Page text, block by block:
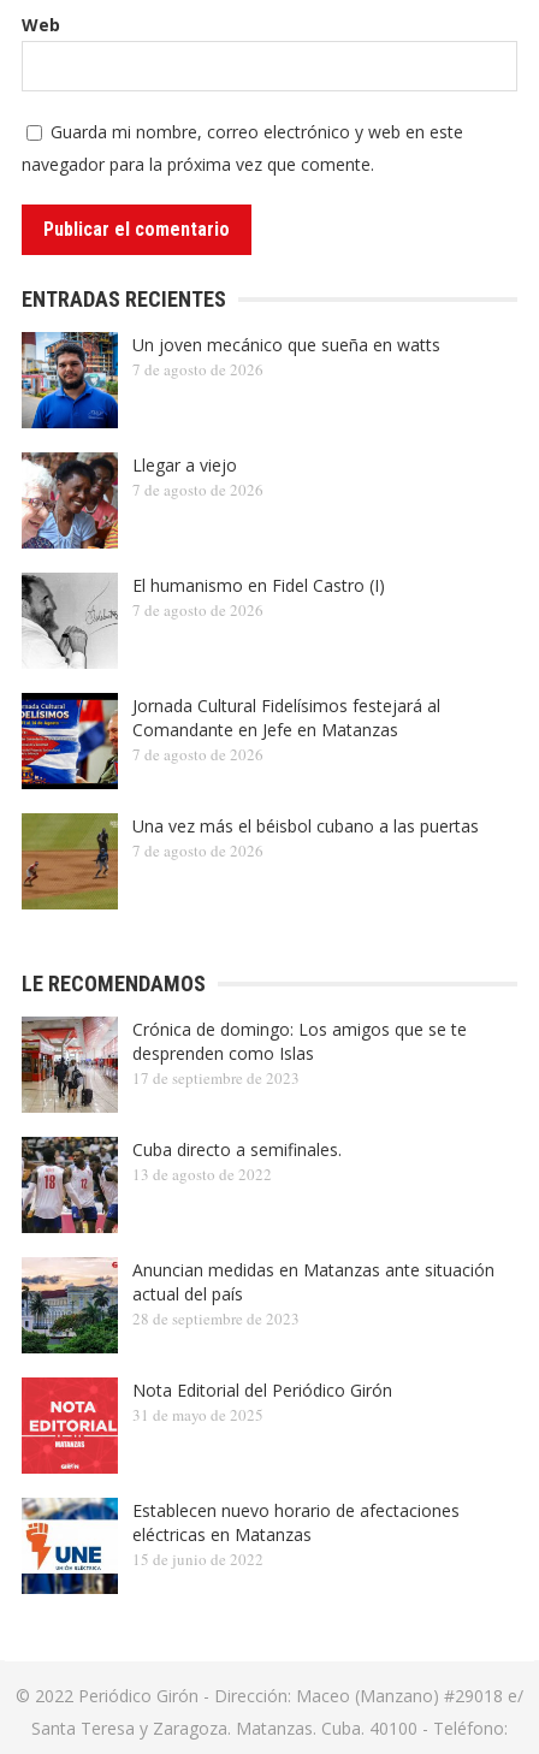
Web
Guarda mi nombre, correo electrónico y web en este
navegador para la próxima vez que comente.
ENTRADAS RECIENTES
Un joven mecánico que sueña en watts
7 de agosto de 2026
Llegar a viejo
7 de agosto de 2026
El humanismo en Fidel Castro (I)
7 de agosto de 2026
Jornada Cultural Fidelísimos festejará al
Comandante en Jefe en Matanzas
7 de agosto de 2026
Una vez más el béisbol cubano a las puertas
7 de agosto de 2026
LE RECOMENDAMOS
Crónica de domingo: Los amigos que se te
desprenden como Islas
17 de septiembre de 2023
Cuba directo a semifinales.
13 de agosto de 2022
Anuncian medidas en Matanzas ante situación
actual del país
28 de septiembre de 2023
Nota Editorial del Periódico Girón
31 de mayo de 2025
Establecen nuevo horario de afectaciones
eléctricas en Matanzas
15 de junio de 2022
© 2022 Periódico Girón - Dirección: Maceo (Manzano) #29018 e/
Santa Teresa y Zaragoza. Matanzas. Cuba. 40100 - Teléfono: